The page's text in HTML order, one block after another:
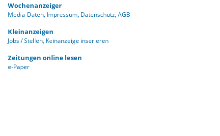
Wochenanzeiger
Media-Daten Impressum Datenschutz AGB
Kleinanzeigen
Jobs / Stellen Keinanzeige inserieren
Zeitungen online lesen
e-Paper